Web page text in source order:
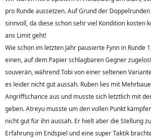
pro Runde aussetzen. Auf Grund der
sinnvoll, da diese schon sehr viel Kondition kosten
ans Limit geht!
Wie schon im letzten Jahr pausierte Fynn in Runde
einen, auf dem Papier schlagbaren Gegner
souverän, während Tobi von einer seltenen
es leider nicht gut aussah. Ruben lies mit
Angriffschance aus und musste sich letztlich mit
geben. Atreyu musste um den vollen Punkt
nicht gut für ihn aussah. Er hielt aber die Stellung
Erfahrung im Endspiel und eine super Taktik